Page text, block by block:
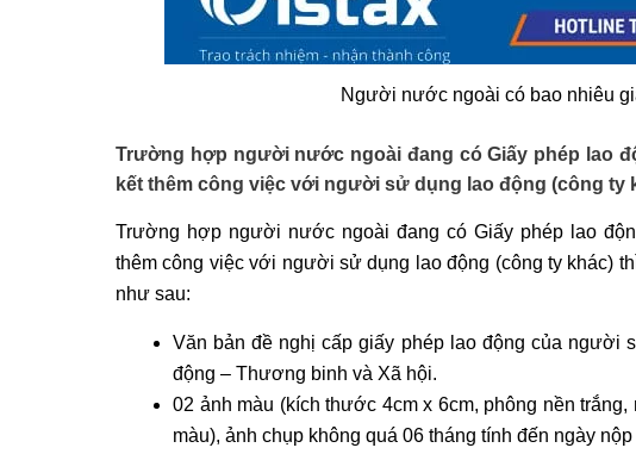
Người nước ngoài có bao nhiêu
Trường hợp người nước ngoài đang có Giấy phép lao
kết thêm công việc với người sử dụng lao động (công ty
Trường hợp người nước ngoài đang có Giấy phép lao
thêm công việc với người sử dụng lao động (công ty khác)
như sau:
Văn bản đề nghị cấp giấy phép lao động của người
động – Thương binh và Xã hội.
02 ảnh màu (kích thước 4cm x 6cm, phông nền
màu), ảnh chụp không quá 06 tháng tính đến ngày